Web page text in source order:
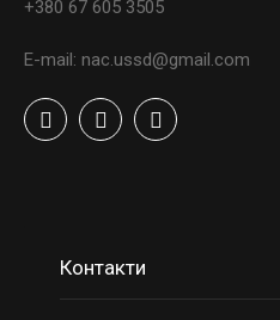
+380 67 605 3505
E-mail: nac.ussd@gmail.com
Контакти